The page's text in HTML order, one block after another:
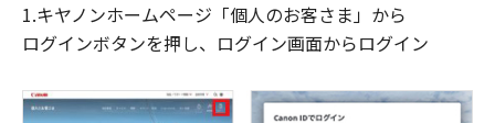
1.キヤノンホームページ「個人のお客さま」から
ログインボタンを押し、ログイン画面からログイン